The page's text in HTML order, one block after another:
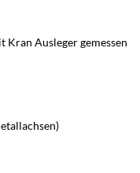
Kran Ausleger gemessen